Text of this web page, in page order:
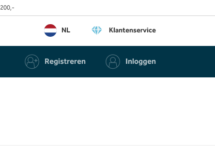
NL Klantenservice
Registreren Inloggen